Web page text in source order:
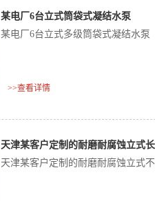
某电厂6台立式筒袋式凝结水泵
某电厂6台立式多级筒袋式凝结水泵
>>查看详情
天津某客户定制的耐磨耐腐蚀立式
天津某客户定制的耐磨耐腐蚀立式